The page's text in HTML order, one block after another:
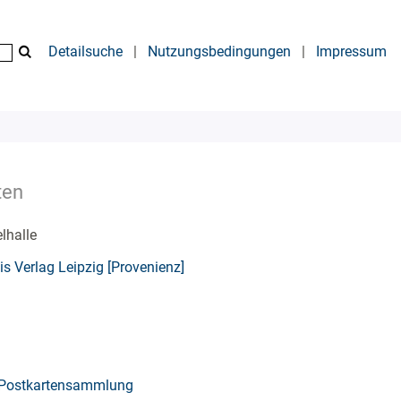
Detailsuche | Nutzungsbedingungen | Impressum
Verlag Leipzig [Provenienz]